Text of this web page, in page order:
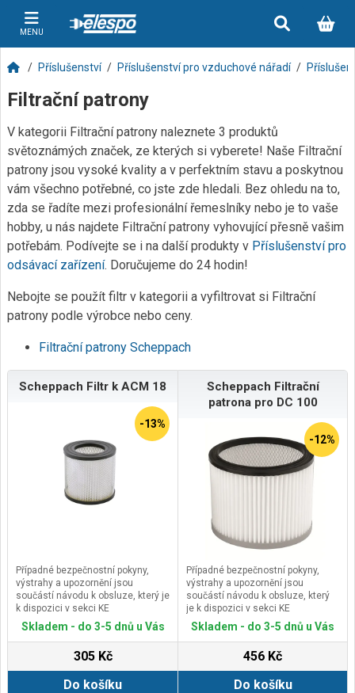
MENU
Příslušenství Příslušenství pro vzduchové nářadí
Filtrační patrony
V kategorii Filtrační patrony naleznete 3 produktů
světoznámých značek, ze kterých si vyberete! Naše Filtrační
patrony jsou vysoké kvality a v perfektním stavu a poskytnou
vám všechno potřebné, co jste zde hledali. Bez ohledu na to,
zda se řadíte mezi profesionální řemeslníky nebo je to vaše
hobby, u nás najdete Filtrační patrony vyhovující přesně vašim
potřebám. Podívejte se i na další produkty v Příslušenství pro
odsávací zařízení. Doručujeme do 24 hodin!
Nebojte se použít filtr v kategorii a vyfiltrovat si Filtrační
patrony podle výrobce nebo ceny.
Filtrační patrony Scheppach
Scheppach Filtr k ACM 18
-13%
Případné bezpečnostní pokyny,
výstrahy a upozornění jsou
součástí návodu k obsluze, který je
k dispozici v sekci KE
STAŽENÍ.Kontaktní údaje výrobce /
dovozce / zplnomocněného
zástupce výrobce v EU:Scheppach
GmbHGünzburger Str. 69, 89335
Ichenhausen, Germanyemail:
service@scheppach.com
Skladem - do 3-5 dnů u Vás
305 Kč
Do košíku
Scheppach Filtrační
patrona pro DC 100
-12%
Případné bezpečnostní pokyny,
výstrahy a upozornění jsou
součástí návodu k obsluze, který
je k dispozici v sekci KE
STAŽENÍ.Kontaktní údaje výrobce /
dovozce / zplnomocněného
zástupce výrobce v EU:Scheppach
GmbHGünzburger Str. 69, 89335
Ichenhausen, Germanyemail:
service@scheppach.com
Skladem - do 3-5 dnů u Vás
456 Kč
Do košíku